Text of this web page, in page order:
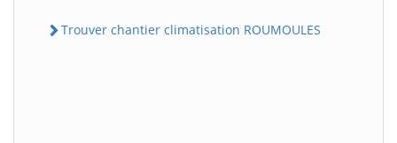
Trouver chantier climatisation ROUMOULES